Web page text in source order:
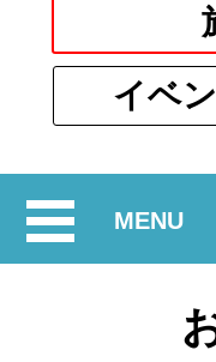
イベ
MENU開
閉